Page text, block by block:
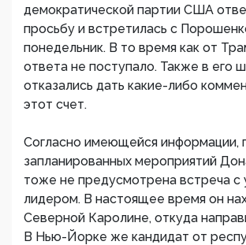
демократической партии США
просьбу и встретилась с
понедельник. В то время как от
ответа не поступало. Также в его
отказались дать какие-либо
этот счет.
Согласно имеющейся информации,
запланированных мероприятий
тоже не предусмотрена встреча с
лидером. В настоящее время он
Северной Каролине, откуда
В Нью-Йорке же кандидат от